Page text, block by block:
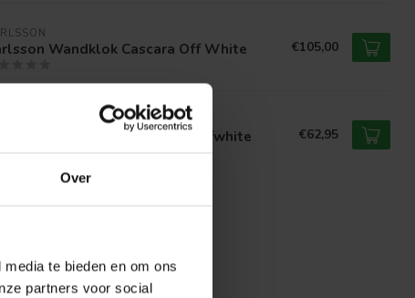
Over
te bieden en om ons
partners voor social
Wandklok Cascara Off White €105,00
Wandklok Esmerado offwhite €62,95